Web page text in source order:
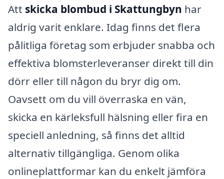
Att skicka blombud i Skattungbyn har
aldrig varit enklare. Idag finns det flera
pålitliga företag som erbjuder snabba och
effektiva blomsterleveranser direkt till din
dörr eller till någon du bryr dig om.
Oavsett om du vill överraska en vän,
skicka en kärleksfull hälsning eller fira en
speciell anledning, så finns det alltid
alternativ tillgängliga. Genom olika
onlineplattformar kan du enkelt jämföra